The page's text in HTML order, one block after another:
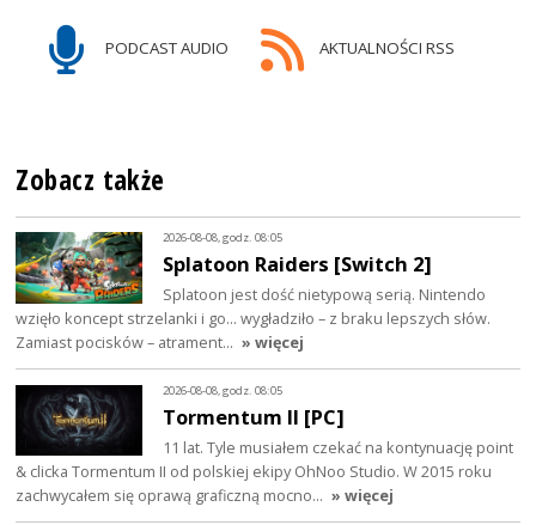
PODCAST AUDIO AKTUALNOŚCI RSS
Zobacz także
2026-08-08, godz. 08:05
Splatoon Raiders [Switch 2]
Splatoon jest dość nietypową serią. Nintendo
wzięło koncept strzelanki i go… wygładziło – z braku lepszych słów.
Zamiast pocisków – atrament… » więcej
2026-08-08, godz. 08:05
Tormentum II [PC]
11 lat. Tyle musiałem czekać na kontynuację point
& clicka Tormentum II od polskiej ekipy OhNoo Studio. W 2015 roku
zachwycałem się oprawą graficzną mocno… » więcej